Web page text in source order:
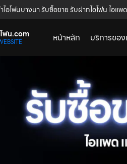
ไอโฟนบางนา รับซื้อขาย รับฝากไอโฟน ไอแพ
ฟน.com หน้าหลัก บริการของ